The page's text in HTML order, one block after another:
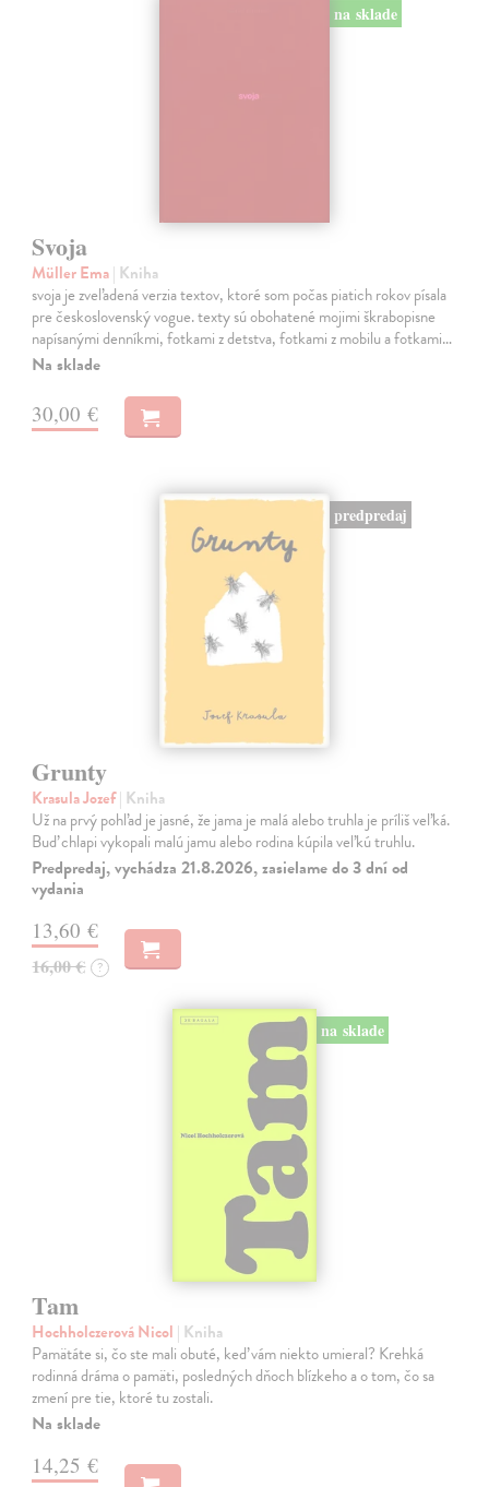
na sklade
Svoja
Müller Ema| Kniha
svoja je zveľadená verzia textov, ktoré som počas piatich rokov písala
pre československý vogue. texty sú obohatené mojimi škrabopisne
napísanými denníkmi, fotkami z detstva, fotkami z mobilu a fotkami…
Na sklade
30,00 €
predpredaj
Grunty
Krasula Jozef| Kniha
Už na prvý pohľad je jasné, že jama je malá alebo truhla je príliš veľká.
Buď chlapi vykopali malú jamu alebo rodina kúpila veľkú truhlu.
Predpredaj, vychádza 21.8.2026, zasielame do 3 dní od
vydania
13,60 €
16,00 € ?
na sklade
Tam
Hochholczerová Nicol | Kniha
Pamätáte si, čo ste mali obuté, keď vám niekto umieral? Krehká
rodinná dráma o pamäti, posledných dňoch blízkeho a o tom, čo sa
zmení pre tie, ktoré tu zostali.
Na sklade
14,25 €